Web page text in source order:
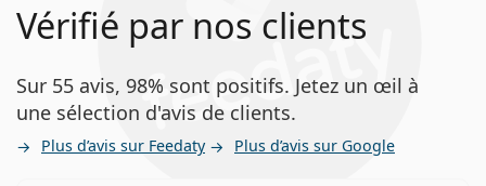
Vérifié par nos clients
Sur 55 avis, 98% sont positifs. Jetez un œil à
une sélection d'avis de clients.
Plus d’avis sur Feedaty Plus d’avis sur Google